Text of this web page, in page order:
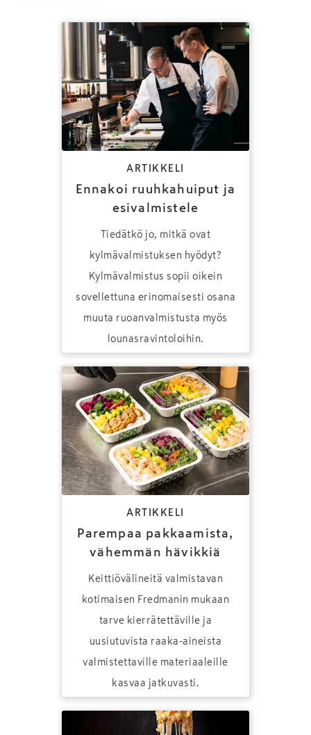
ARTIKKELI
Ennakoi ruuhkahuiput ja
esivalmistele
Tiedätkö jo, mitkä ovat
kylmävalmistuksen hyödyt?
Kylmävalmistus sopii oikein
sovellettuna erinomaisesti osana
muuta ruoanvalmistusta myös
lounasravintoloihin.
ARTIKKELI
Parempaa pakkaamista,
vähemmän hävikkiä
Keittiövälineitä valmistavan
kotimaisen Fredmanin mukaan
tarve kierrätettäville ja
uusiutuvista raaka-aineista
valmistettaville materiaaleille
kasvaa jatkuvasti.